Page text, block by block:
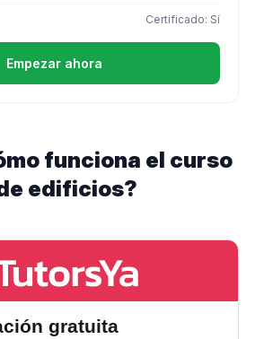
Certificado: Sí
Empezar ahora
funciona el curso
edificios?
gratuita